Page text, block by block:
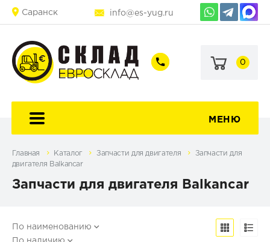
Саранск info@es-yug.ru
+7
60-
+7
69-
0
МЕНЮ
Главная Каталог Запчасти для двигателя
Запчасти для
двигателя Balkancar
Запчасти для двигателя Balkancar
По наименованию